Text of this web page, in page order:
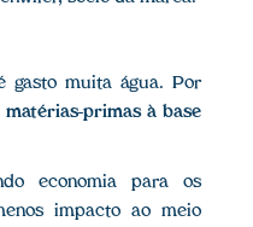
gasto muita água. Por
primas à base
economia para os
impacto ao meio